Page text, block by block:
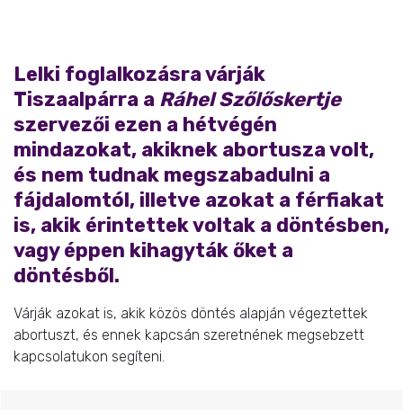
Lelki foglalkozásra várják
Tiszaalpárra a Ráhel Szőlőskertje
szervezői ezen a hétvégén
mindazokat, akiknek abortusza volt,
és nem tudnak megszabadulni a
fájdalomtól, illetve azokat a férfiakat
is, akik érintettek voltak a döntésben,
vagy éppen kihagyták őket a
döntésből.
Várják azokat is, akik közös döntés alapján végeztettek
abortuszt, és ennek kapcsán szeretnének megsebzett
kapcsolatukon segíteni.